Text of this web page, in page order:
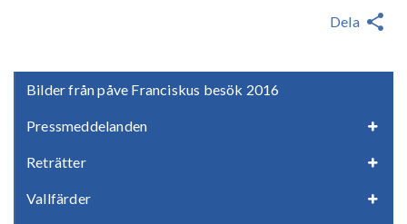
Bilder från påve Franciskus besök 2016
Pressmeddelanden
Reträtter
Vallfärder
Dela